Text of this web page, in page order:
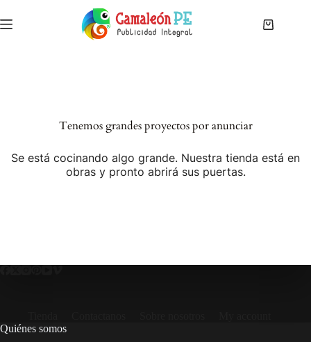
al
contenido
Carro
Tenemos grandes proyectos por anunciar
Se está cocinando algo grande. Nuestra tienda está en
obras y pronto abrirá sus puertas.
Quiénes somos